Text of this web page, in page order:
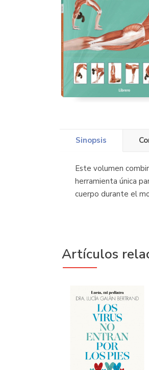
Sinopsis
Este volumen
herramienta única
cuerpo durante el
Artículos